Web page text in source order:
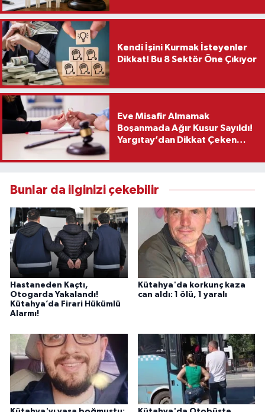
Kendi İşini Kurmak İsteyenler
Dikkat! Bu 8 Sektör Öne Çıkıyor
Eve Misafir Almamak
Boşanmada Ağır Kusur Sayıldı!
Yargıtay’dan Dikkat Çeken
Bunlar da ilginizi çekebilir
Hastaneden Kaçtı,
Otogarda Yakalandı!
Kütahya’da Firari Hükümlü
Alarmı!
Kütahya'da korkunç kaza
can aldı: 1 ölü, 1 yaralı